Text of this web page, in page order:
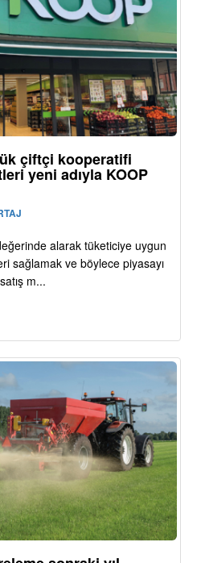
çiftçi kooperatifi
yeni adıyla KOOP
alarak tüketiciye uygun
sağlamak ve böylece piyasayı
m...